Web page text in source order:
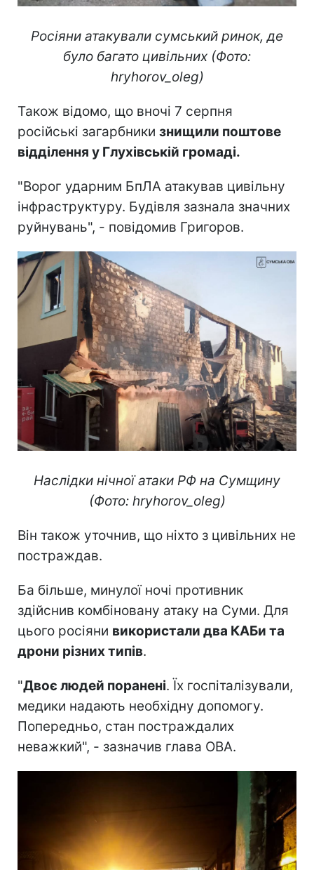
Росіяни атакували сумський ринок, де
було багато цивільних (Фото:
hryhorov_oleg)
Також відомо, що вночі 7 серпня
російські загарбники знищили поштове
відділення у Глухівській громаді.
"Ворог ударним БпЛА атакував цивільну
інфраструктуру. Будівля зазнала значних
руйнувань", - повідомив Григоров.
Наслідки нічної атаки РФ на Сумщину
(Фото: hryhorov_oleg)
Він також уточнив, що ніхто з цивільних не
постраждав.
Ба більше, минулої ночі противник
здійснив комбіновану атаку на Суми. Для
цього росіяни використали два КАБи та
дрони різних типів.
"Двоє людей поранені. Їх госпіталізували,
медики надають необхідну допомогу.
Попередньо, стан постраждалих
неважкий", - зазначив глава ОВА.